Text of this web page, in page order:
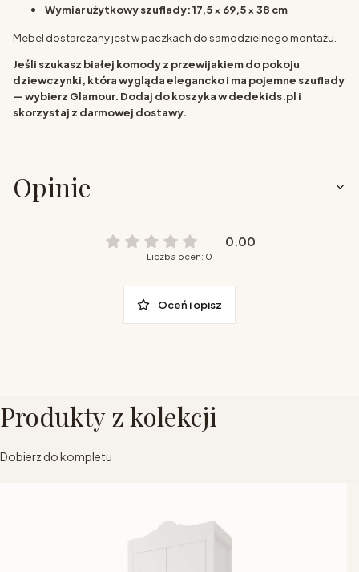
Wymiar użytkowy szuflady:17,5 × 69,5 × 38 cm
Mebel dostarczany jest w paczkach do samodzielnego montażu.
Jeśli szukasz białej komody z przewijakiem do pokoju
dziewczynki, która wygląda elegancko i ma pojemne szuflady
— wybierz Glamour. Dodaj do koszyka w dedekids.pl i
skorzystaj z darmowej dostawy.
Opinie
0.00
Liczba ocen: 0
Oceń i opisz
Produkty z kolekcji
Dobierz do kompletu